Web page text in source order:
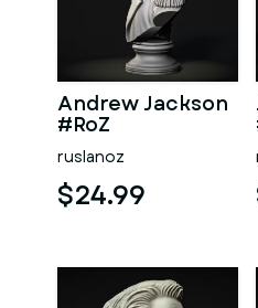
Andrew Jackson
#RoZ
ruslanoz
$24.99